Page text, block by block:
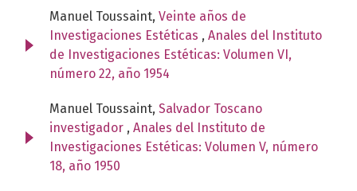
Manuel Toussaint, Veinte años de
Investigaciones Estéticas , Anales del Instituto
de Investigaciones Estéticas: Volumen VI,
número 22, año 1954
Manuel Toussaint, Salvador Toscano
investigador , Anales del Instituto de
Investigaciones Estéticas: Volumen V, número
18, año 1950